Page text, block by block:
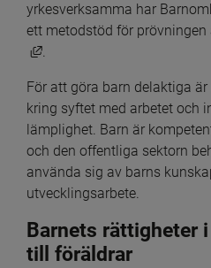
yrkesverksamma har
ett metodstöd för prövningen
Länk till annan webbplats,
.
För att göra barn delaktiga
kring syftet med arbetet och
lämplighet. Barn är
och den offentliga sektorn
använda sig av barns
utvecklingsarbete.
Barnets rättigheter
till föräldrar